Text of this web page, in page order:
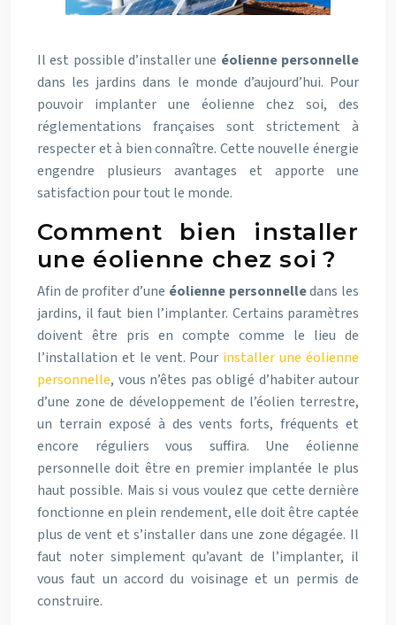
Il est possible d’installer une éolienne personnelle
dans les jardins dans le monde d’aujourd’hui. Pour
pouvoir implanter une éolienne chez soi, des
réglementations françaises sont strictement à
respecter et à bien connaître. Cette nouvelle énergie
engendre plusieurs avantages et apporte une
satisfaction pour tout le monde.
Comment bien installer
une éolienne chez soi ?
Afin de profiter d’une éolienne personnelledans les
jardins, il faut bien l’implanter. Certains paramètres
doivent être pris en compte comme le lieu de
l’installation et le vent. Pour installer une éolienne
personnelle, vous n’êtes pas obligé d’habiter autour
d’une zone de développement de l’éolien terrestre,
un terrain exposé à des vents forts, fréquents et
encore réguliers vous suffira. Une éolienne
personnelle doit être en premier implantée le plus
haut possible. Mais si vous voulez que cette dernière
fonctionne en plein rendement, elle doit être captée
plus de vent et s’installer dans une zone dégagée. Il
faut noter simplement qu’avant de l’implanter, il
vous faut un accord du voisinage et un permis de
construire.